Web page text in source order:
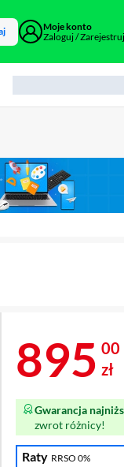
Moje konto
Zaloguj / Zarejestruj
element 1 z 2
Cena
895 00
zł
Gwarancja
zwrot różnicy!
Raty RRSO 0%